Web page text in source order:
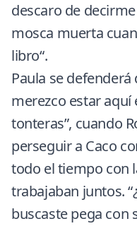
descaro de
mosca muerta
libro“.
Paula se
merezco estar aquí
tonteras”, cuando
perseguir a Caco
todo el tiempo con
trabajaban juntos.
buscaste pega con